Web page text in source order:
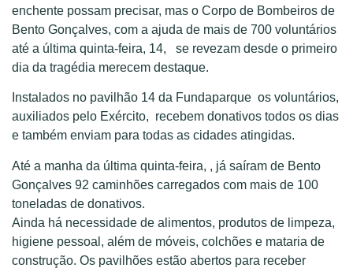
enchente possam precisar, mas o Corpo de Bombeiros de
Bento Gonçalves, com a ajuda de mais de 700 voluntários
até a última quinta-feira, 14, se revezam desde o primeiro
dia da tragédia merecem destaque.
Instalados no pavilhão 14 da Fundaparque os voluntários,
auxiliados pelo Exército, recebem donativos todos os dias
e também enviam para todas as cidades atingidas.
Até a manha da última quinta-feira, , já saíram de Bento
Gonçalves 92 caminhões carregados com mais de 100
toneladas de donativos.
Ainda há necessidade de alimentos, produtos de limpeza,
higiene pessoal, além de móveis, colchões e mataria de
construção. Os pavilhões estão abertos para receber